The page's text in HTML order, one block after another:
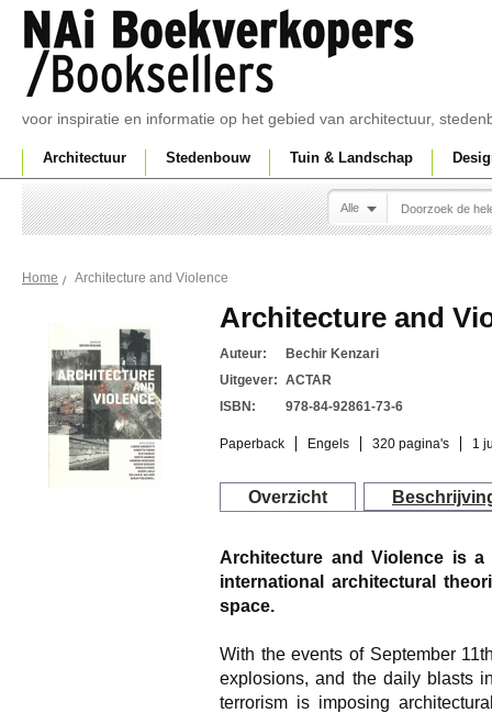
voor inspiratie en informatie op het gebied van architectuur,
Architectuur Stedenbouw Tuin & Landschap
Alle
Home Architecture and Violence
Architecture and
Auteur:
Bechir Kenzari
Uitgever: ACTAR
ISBN:
978-84-92861-73-6
Paperback Engels 320 pagina's 1
Overzicht
Architecture and Violence is
international architectural
space.
With the events of September
explosions, and the daily blasts
terrorism is imposing